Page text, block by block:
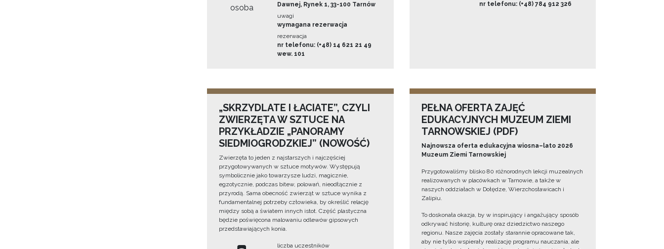
osoba
Dawnej, Rynek 1, 33-100 Tarnów
uwagi
wymagana rezerwacja
rezerwacja
nr telefonu: (+48) 14 621 21 49
wew. 101
nr telefonu: (+48) 784 912 326
„SKRZYDLATE I ŁACIATE”, CZYLI
ZWIERZĘTA W SZTUCE NA
PRZYKŁADZIE „PANORAMY
SIEDMIOGRODZKIEJ” (NOWOŚĆ)
Zwierzęta to jeden z najstarszych i najczęściej
przygotowywanych w sztuce motywów. Występują
symbolicznie jako towarzysze ludzi, magicznie,
egzotycznie, podczas bitew, polowań, nieodłącznie z
przyrodą. Sama obecność zwierząt w sztuce wynika z
fundamentalnej potrzeby człowieka, by określić relację
między sobą a światem innych istot. Część plastyczna
będzie poświęcona malowaniu odlewów gipsowych
przedstawiających konia.
liczba uczestników
PEŁNA OFERTA ZAJĘĆ
EDUKACYJNYCH MUZEUM ZIEMI
TARNOWSKIEJ (PDF)
Najnowsza oferta edukacyjna wiosna–lato 2026
Muzeum Ziemi Tarnowskiej
Przygotowaliśmy blisko 80 różnorodnych lekcji muzealnych
realizowanych w placówkach w Tarnowie, a także w
naszych oddziałach w Dołędze, Wierzchosławicach i
Zalipiu.
To doskonała okazja, by w inspirujący i angażujący sposób
odkrywać historię, kulturę oraz dziedzictwo naszego
regionu. Nasze zajęcia zostały starannie opracowane tak,
aby nie tylko wspierały realizację programu nauczania, ale